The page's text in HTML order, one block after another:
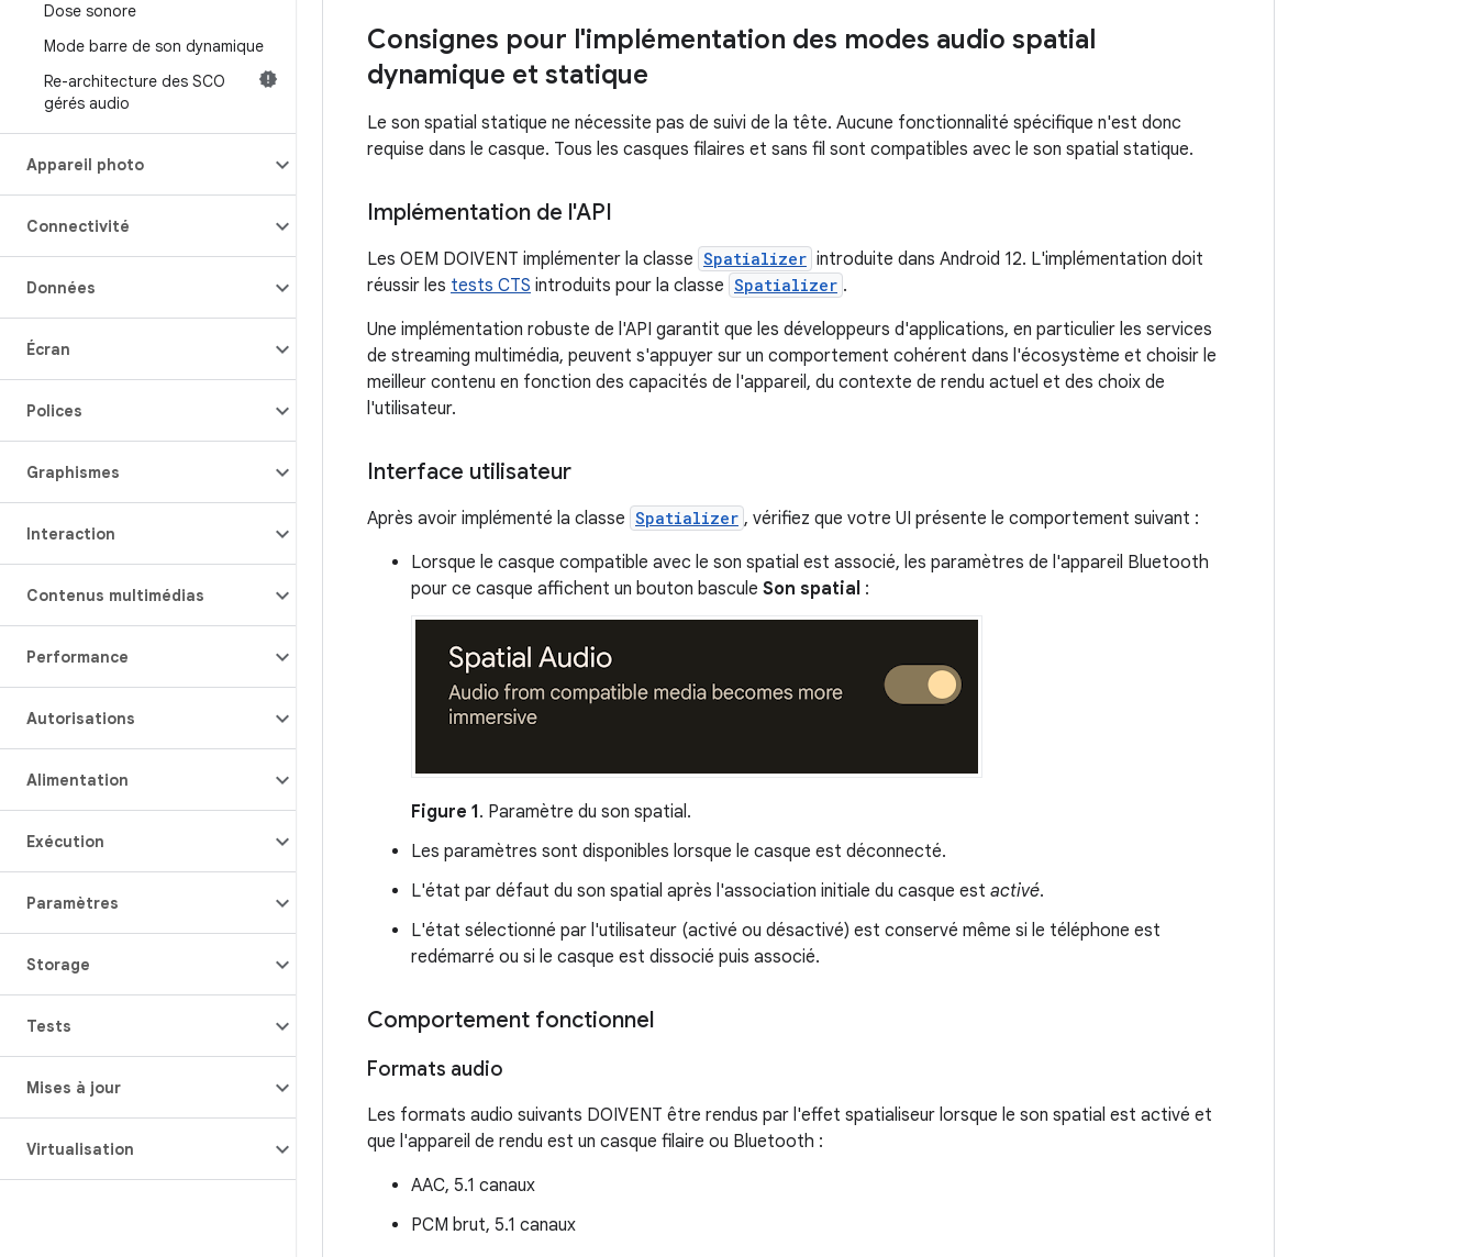
Dose sonore
Mode barre de son dynamique
Re-architecture des SCO
gérés audio
Appareil photo
Connectivité
Données
Écran
Polices
Graphismes
Interaction
Contenus multimédias
Performance
Autorisations
Alimentation
Exécution
Paramètres
Storage
Tests
Mises à jour
Virtualisation
Consignes pour l'implémentation des modes audio spatial
dynamique et statique
Le son spatial statique ne nécessite pas de suivi de la tête. Aucune fonctionnalité spécifique n'est donc
requise dans le casque. Tous les casques filaires et sans fil sont compatibles avec le son spatial statique.
Implémentation de l'API
Les OEM DOIVENT implémenter la classe Spatializer introduite dans Android 12. L'implémentation doit
réussir les tests CTS introduits pour la classe Spatializer .
Une implémentation robuste de l'API garantit que les développeurs d'applications, en particulier les services
de streaming multimédia, peuvent s'appuyer sur un comportement cohérent dans l'écosystème et choisir le
meilleur contenu en fonction des capacités de l'appareil, du contexte de rendu actuel et des choix de
l'utilisateur.
Interface utilisateur
Après avoir implémenté la classe Spatializer , vérifiez que votre UI présente le comportement suivant :
Lorsque le casque compatible avec le son spatial est associé, les paramètres de l'appareil Bluetooth
pour ce casque affichent un bouton bascule Son spatial :
Figure 1. Paramètre du son spatial.
Les paramètres sont disponibles lorsque le casque est déconnecté.
L'état par défaut du son spatial après l'association initiale du casque est activé.
L'état sélectionné par l'utilisateur (activé ou désactivé) est conservé même si le téléphone est
redémarré ou si le casque est dissocié puis associé.
Comportement fonctionnel
Formats audio
Les formats audio suivants DOIVENT être rendus par l'effet spatialiseur lorsque le son spatial est activé et
que l'appareil de rendu est un casque filaire ou Bluetooth :
AAC, 5.1 canaux
PCM brut, 5.1 canaux